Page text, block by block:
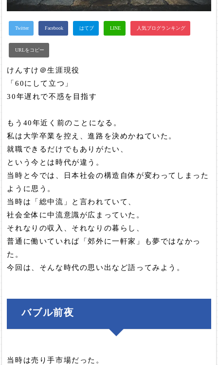
けんすけ＠生涯現役
「60にして立つ」
30年遅れで不惑を目指す
もう40年近く前のことになる。
私は大学卒業を控え、進路を決めかねていた。
就職できるだけでもありがたい、
という今とは時代が違う。
当時と今では、日本社会の構造自体が変わってしまった
ように思う。
当時は「総中流」と言われていて、
社会全体に中流意識が広まっていた。
それなりの収入、それなりの暮らし、
普通に働いていれば「郊外に一軒家」も夢ではなかっ
た。
今回は、そんな時代の思い出など語ってみよう。
バブル前夜
当時は売り手市場だった。